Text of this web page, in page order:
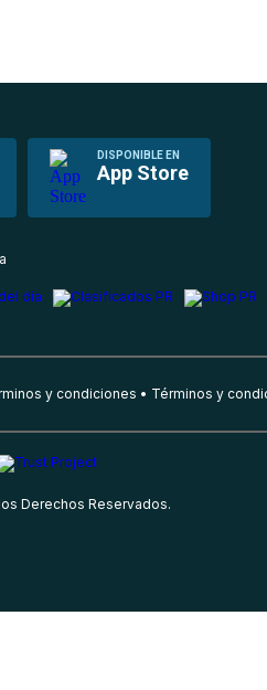
DISPONIBLE EN
App Store
y condiciones Términos y
Derechos Reservados.